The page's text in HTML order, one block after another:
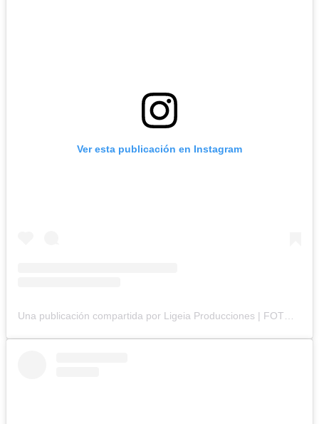
Ver esta publicación en Instagram
Una publicación compartida por Ligeia Producciones | FOTOGRAFÍA BRANDING y CORPORATIVA (@ligeiaproduccionesuy)